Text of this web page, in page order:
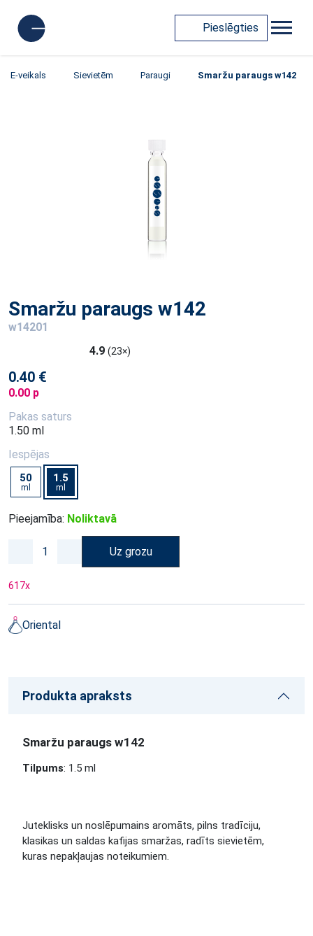
Pieslēgties
E-veikals Sievietēm Paraugi Smaržu paraugs w142
Smaržu paraugs w142
w14201
4.9 (23×)
0.40 €
0.00 p
Pakas saturs
1.50 ml
Iespējas
50
ml
1.5
ml
Pieejamība: Noliktavā
Uz grozu
617x
Oriental
Produkta apraksts
Smaržu paraugs w142
Tilpums: 1.5 ml
Juteklisks un noslēpumains aromāts, pilns tradīciju,
klasikas un saldas kafijas smaržas, radīts sievietēm,
kuras nepakļaujas noteikumiem.